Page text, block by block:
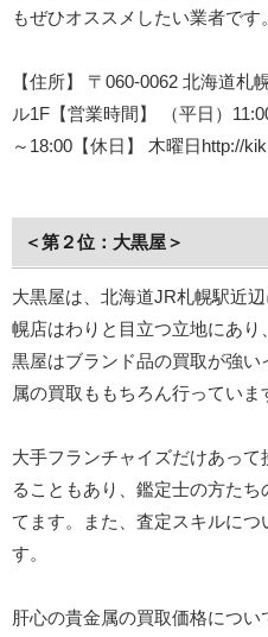
もぜひオススメしたい業者です。
【住所】 〒060-0062 北海道
ル1F【営業時間】 （平日）
～18:00【休日】 木曜日http://
＜第２位：大黒屋＞
大黒屋は、北海道JR札幌駅近
幌店はわりと目立つ立地にあ
黒屋はブランド品の買取が強
属の買取ももちろん行っていま
大手フランチャイズだけあっ
ることもあり、鑑定士の方た
てます。また、査定スキルに
す。
肝心の貴金属の買取価格につ